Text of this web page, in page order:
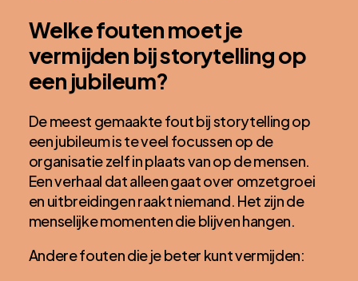
Welke fouten moet je
vermijden bij storytelling op
een jubileum?
De meest gemaakte fout bij storytelling op
een jubileum is te veel focussen op de
organisatie zelf in plaats van op de mensen.
Een verhaal dat alleen gaat over omzetgroei
en uitbreidingen raakt niemand. Het zijn de
menselijke momenten die blijven hangen.
Andere fouten die je beter kunt vermijden: